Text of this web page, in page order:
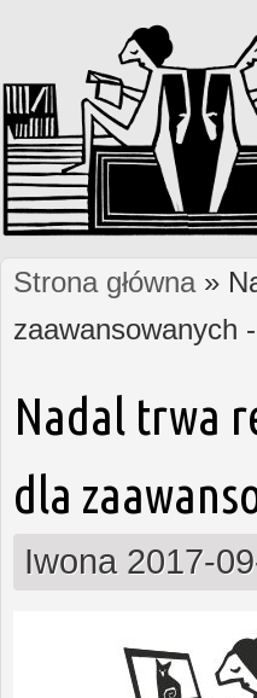
Jesteś tutaj
Strona główna»
zaawansowanych
Nadal trwa
dla
Iwona 2017-